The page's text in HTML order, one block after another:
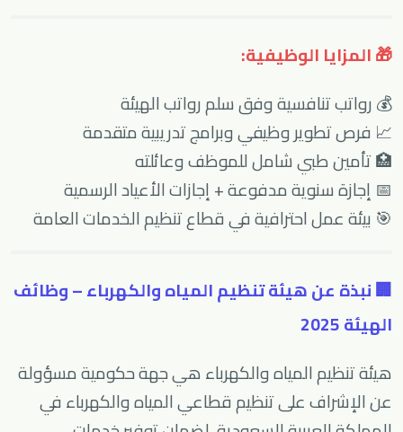
🎁 المزايا الوظيفية:
💰 رواتب تنافسية وفق سلم رواتب الهيئة
📈 فرص تطوير وظيفي وبرامج تدريبية متقدمة
🏥 تأمين طبي شامل للموظف وعائلته
📅 إجازة سنوية مدفوعة + إجازات الأعياد الرسمية
🎯 بيئة عمل احترافية في قطاع تنظيم الخدمات العامة
🏢 نبذة عن هيئة تنظيم المياه والكهرباء – وظائف
الهيئة 2025
هيئة تنظيم المياه والكهرباء هي جهة حكومية مسؤولة
عن الإشراف على تنظيم قطاعي المياه والكهرباء في